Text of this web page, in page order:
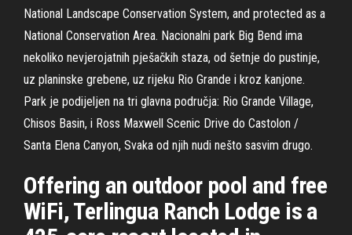
National Landscape Conservation System, and protected as a
National Conservation Area. Nacionalni park Big Bend ima
nekoliko nevjerojatnih pješačkih staza, od šetnje do pustinje,
uz planinske grebene, uz rijeku Rio Grande i kroz kanjone.
Park je podijeljen na tri glavna područja: Rio Grande Village,
Chisos Basin, i Ross Maxwell Scenic Drive do Castolon /
Santa Elena Canyon, Svaka od njih nudi nešto sasvim drugo.
Offering an outdoor pool and free
WiFi, Terlingua Ranch Lodge is a